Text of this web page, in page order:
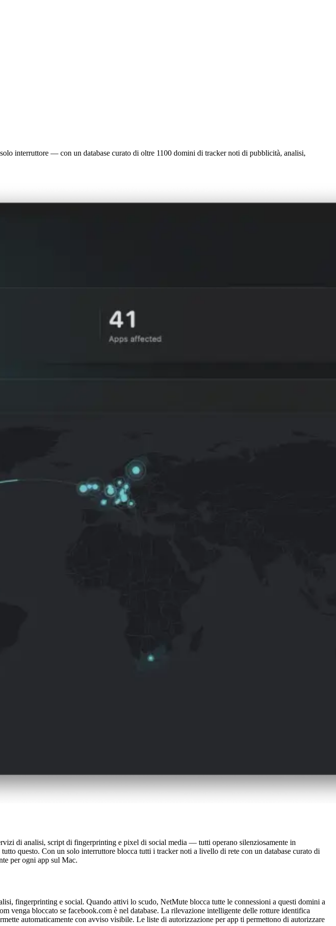
interruttore — con un database curato di oltre 1100 domini di tracker noti di pubblicità, analisi,
di analisi, script di fingerprinting e pixel di social media — tutti operano silenziosamente in
questo. Con un solo interruttore blocca tutti i tracker noti a livello di rete con un database curato di
per ogni app sul Mac.
fingerprinting e social. Quando attivi lo scudo, NetMute blocca tutte le connessioni a questi domini a
venga bloccato se facebook.com è nel database. La rilevazione intelligente delle rotture identifica
automaticamente con avviso visibile. Le liste di autorizzazione per app ti permettono di autorizzare